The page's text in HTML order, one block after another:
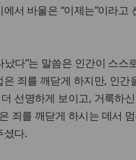
서 바울은 “이제는”이라고
다”는 말씀은 인간이 스스
죄를 깨닫게 하지만, 인간
선명하게 보이고, 거룩하
죄를 깨닫게 하시는 데서
셨다.